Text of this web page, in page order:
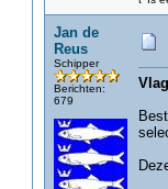
Jan de
Reus
Schipper
Berichten:
679